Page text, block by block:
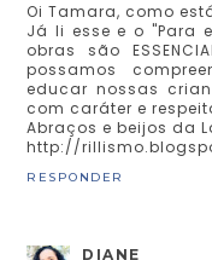
Oi Tamara, como
Já li esse e o "Para
obras são
possamos
educar nossas
com caráter e
Abraços e beijos da
http://
RESPONDER
DIANE